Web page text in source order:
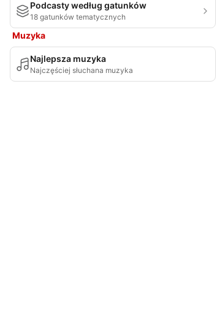
Podcasty według gatunków
18 gatunków tematycznych
Muzyka
Najlepsza muzyka
Najczęściej słuchana muzyka